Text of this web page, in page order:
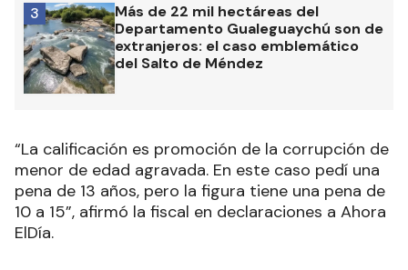
Más de 22 mil hectáreas del
Departamento Gualeguaychú son de
extranjeros: el caso emblemático
del Salto de Méndez
3
“La calificación es promoción de la corrupción de
menor de edad agravada. En este caso pedí una
pena de 13 años, pero la figura tiene una pena de
10 a 15”, afirmó la fiscal en declaraciones a Ahora
ElDía.